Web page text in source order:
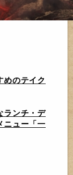
めのテイク
ランチ・デ
ニュー「一